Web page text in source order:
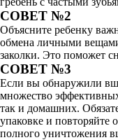
СОВЕТ №2
Объясните ребенку
обмена личными
заколки. Это поможет
СОВЕТ №3
Если вы обнаружили
множество
так и домашних.
упаковке и повторяйте
полного уничтожения